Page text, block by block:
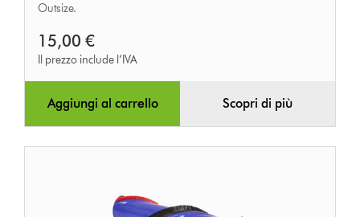
Outsize.
15,00 €
Il prezzo include l’IVA
Aggiungi al carrello Scopri di più